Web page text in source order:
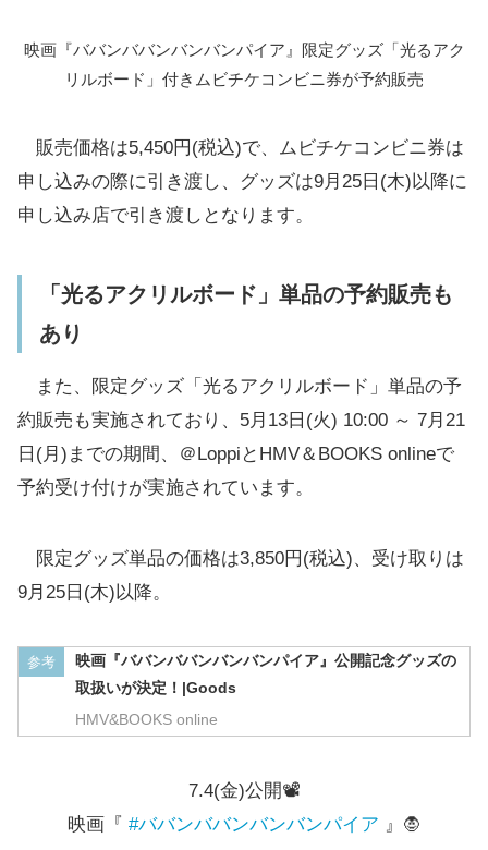
映画『ババンババンバンバンパイア』限定グッズ「光るアク
リルボード」付きムビチケコンビニ券が予約販売
販売価格は5,450円(税込)で、ムビチケコンビニ券は
申し込みの際に引き渡し、グッズは9月25日(木)以降に
申し込み店で引き渡しとなります。
「光るアクリルボード」単品の予約販売も
あり
また、限定グッズ「光るアクリルボード」単品の予
約販売も実施されており、5月13日(火) 10:00 ～ 7月21
日(月)までの期間、＠LoppiとHMV＆BOOKS onlineで
予約受け付けが実施されています。
限定グッズ単品の価格は3,850円(税込)、受け取りは
9月25日(木)以降。
参考
映画『ババンババンバンバンパイア』公開記念グッズの
取扱いが決定！|Goods
HMV&BOOKS online
7.4(金)公開📽️
映画『 #ババンババンバンバンパイア 』🧛